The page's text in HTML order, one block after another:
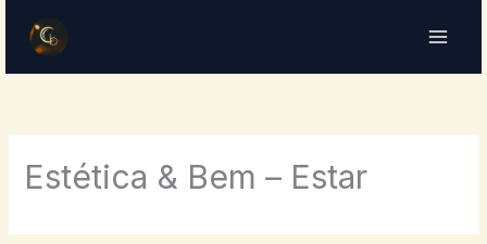
Estética & Bem – Estar